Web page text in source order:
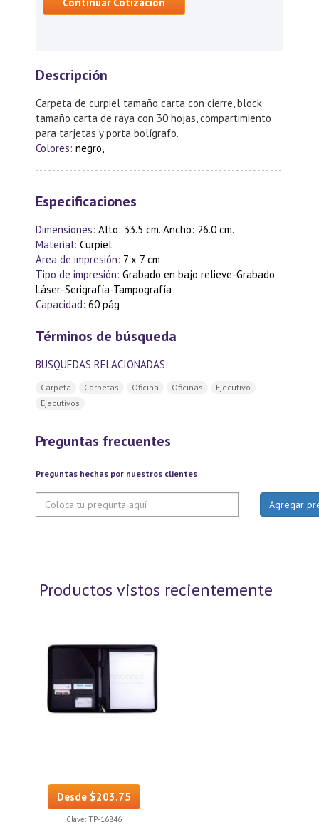
Descripción
Carpeta de curpiel tamaño carta con cierre, block
tamaño carta de raya con 30 hojas, compartimiento
para tarjetas y porta bolígrafo.
Colores: negro,
Especificaciones
Dimensiones: Alto: 33.5 cm. Ancho: 26.0 cm.
Material: Curpiel
Area de impresión: 7 x 7 cm
Tipo de impresión: Grabado en bajo relieve-Grabado
Láser-Serigrafía-Tampografía
Capacidad: 60 pág
Términos de búsqueda
BUSQUEDAS RELACIONADAS:
Carpeta Carpetas Oficina Oficinas
Ejecutivo
Ejecutivos
Preguntas frecuentes
Preguntas hechas por nuestros clientes
Productos vistos recientemente
Desde $203.75
Clave: TP-16846